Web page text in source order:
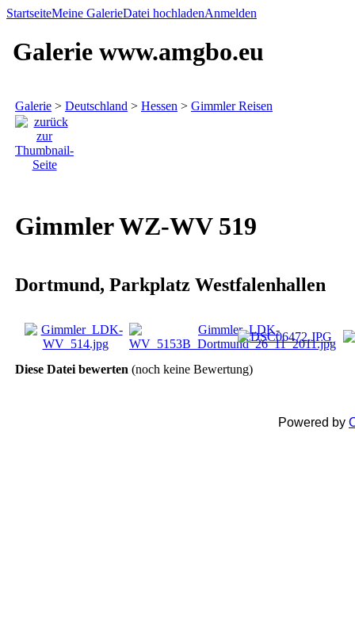
StartseiteMeine GalerieDatei hochladenAnmelden
Galerie www.amgbo.eu
Galerie > Deutschland > Hessen > Gimmler Reisen
Gimmler WZ-WV 519
Dortmund, Parkplatz Westfalenhallen
Diese Datei bewerten (noch keine Bewertung)
Powered by